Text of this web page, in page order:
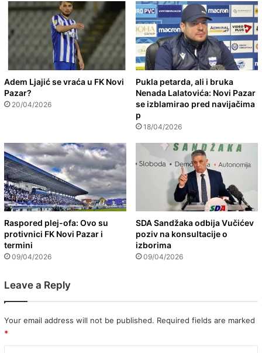
Adem Ljajić se vraća u FK Novi
Pazar?
20/04/2026
Pukla petarda, ali i bruka
Nenada Lalatovića: Novi Pazar
se izblamirao pred navijačima
p
18/04/2026
Raspored plej-ofa: Ovo su
protivnici FK Novi Pazar i
termini
09/04/2026
SDA Sandžaka odbija Vučićev
poziv na konsultacije o
izborima
09/04/2026
Leave a Reply
Your email address will not be published. Required fields are marked
*